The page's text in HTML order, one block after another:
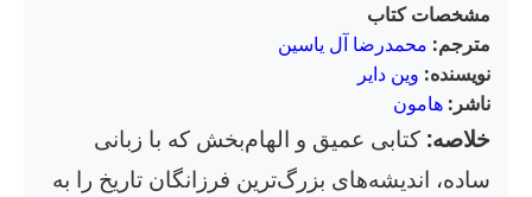
مشخصات کتاب
مترجم: محمدرضا آل یاسین
نویسنده: وین دایر
ناشر: هامون
خلاصه: کتابی عمیق و الهام‌بخش که با زبانی
ساده، اندیشه‌های بزرگ‌ترین فرزانگان تاریخ را به